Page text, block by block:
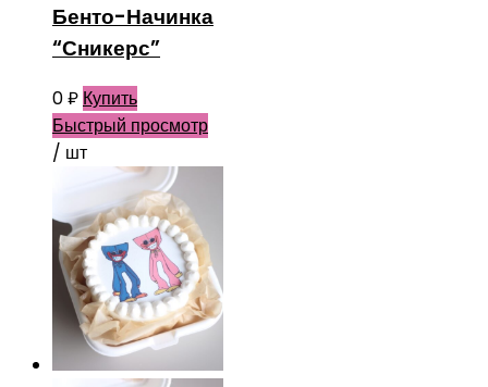
Бенто-Начинка
“Сникерс”
0₽ Купить
Быстрый просмотр
/ шт